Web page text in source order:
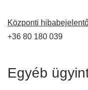
Központi
+36 80 180 039
Egyéb